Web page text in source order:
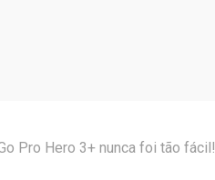
Pro Hero 3+ nunca foi tão fácil!